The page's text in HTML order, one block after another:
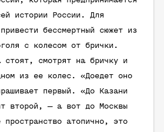
истории России. Для
бессмертный сюжет из
с колесом от брички.
стоят, смотрят на бричку и
из ее колес. «Доедет оно
первый. «До Казани
второй, — а вот до Москвы
пространство атопично, это